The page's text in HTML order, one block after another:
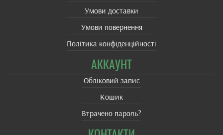
Умови доставки
Умови повернення
Політика конфіденційності
АККАУНТ
Обліковий запис
Кошик
Втрачено пароль?